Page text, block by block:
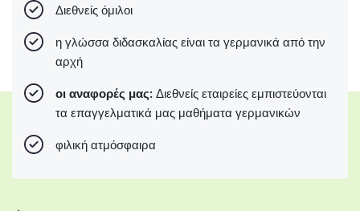
Διεθνείς όμιλοι
η γλώσσα διδασκαλίας είναι τα γερμανικά από την
αρχή
οι αναφορές μας: Διεθνείς εταιρείες εμπιστεύονται
τα επαγγελματικά μας μαθήματα γερμανικών
φιλική ατμόσφαιρα